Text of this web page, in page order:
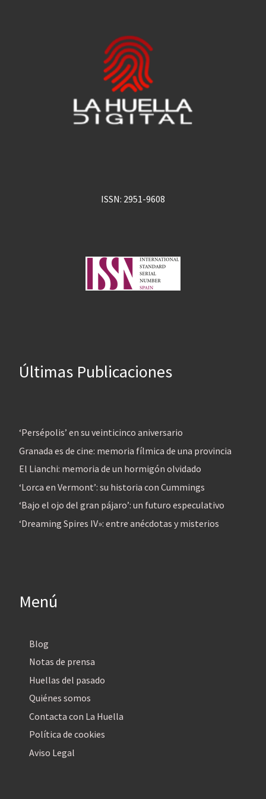
ISSN: 2951-9608
Últimas Publicaciones
‘Persépolis’ en su veinticinco aniversario
Granada es de cine: memoria fílmica de una provincia
El Lianchi: memoria de un hormigón olvidado
‘Lorca en Vermont’: su historia con Cummings
‘Bajo el ojo del gran pájaro’: un futuro especulativo
‘Dreaming Spires IV»: entre anécdotas y misterios
Menú
Blog
Notas de prensa
Huellas del pasado
Quiénes somos
Contacta con La Huella
Política de cookies
Aviso Legal